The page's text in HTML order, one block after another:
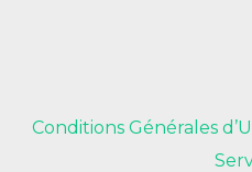
Conditions Générales